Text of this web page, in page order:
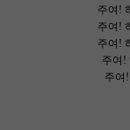
주여!
주여!
주여!
주여!
주여